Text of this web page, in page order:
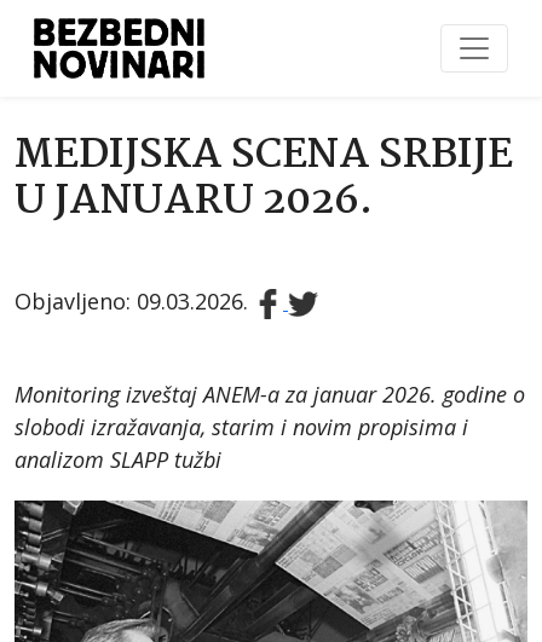
MEDIJSKA SCENA SRBIJE
U JANUARU 2026.
Objavljeno: 09.03.2026.
Monitoring izveštaj ANEM-a za januar 2026. godine o
slobodi izražavanja, starim i novim propisima i
analizom SLAPP tužbi